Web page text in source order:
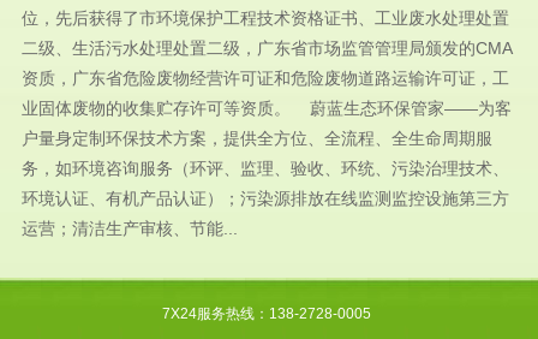
位，先后获得了市环境保护工程技术资格证书、工业废水处理处置
二级、生活污水处理处置二级，广东省市场监管管理局颁发的CMA
资质，广东省危险废物经营许可证和危险废物道路运输许可证，工
业固体废物的收集贮存许可等资质。 蔚蓝生态环保管家——为客
户量身定制环保技术方案，提供全方位、全流程、全生命周期服
务，如环境咨询服务（环评、监理、验收、环统、污染治理技术、
环境认证、有机产品认证）；污染源排放在线监测监控设施第三方
运营；清洁生产审核、节能...
7X24服务热线：138-2728-0005